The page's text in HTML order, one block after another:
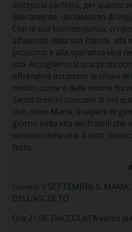
discepola perfetta, per questo
liberamente, decidessimo di
Con la sua testimonianza, ci
all’ascolto della sua Parola, alla
prossimo e alla speranza viva
vita. Accogliamo la sua
offrendole in cambio le chiavi
nostro cuore e delle nostre
Santo trovi in ciascuno di noi
che, come Maria, è capace di
giorno nella vita dei fratelli che
sentiero della vita. A tutti, buon
festa.
Giovedì 5 SETTEMBRE S.
DELL’ASCOLTO
Ore 21.00. FIACCOLATA verso